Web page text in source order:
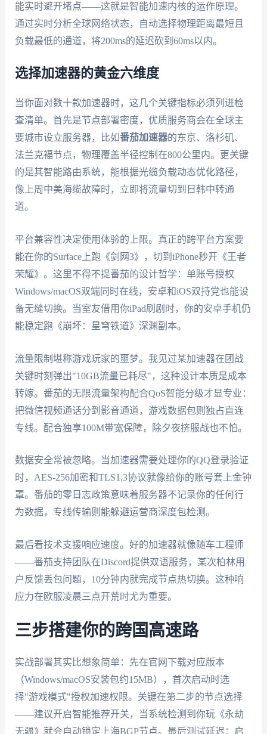
能实时避开堵点——这就是智能加速内核的运作原理。
通过实时分析全球网络状态，自动选择物理距离最短且
负载最低的通道，将200ms的延迟砍到60ms以内。
选择加速器的黄金六维度
当你面对数十款加速器时，这几个关键指标必须列进检
查清单。首先是节点部署密度，优质服务商会在全球主
要城市设立服务器，比如番茄加速器的东京、洛杉矶、
法兰克福节点，物理覆盖半径控制在800公里内。更关键
的是其智能路由系统，能根据光缆负载动态优化路径，
像上周中美海缆故障时，立即将流量切到日韩中转通
道。
平台兼容性决定使用体验的上限。真正的跨平台方案要
能在你的Surface上跑《剑网3》，切到iPhone秒开《王者
荣耀》。这里不得不提番茄的设计哲学：单账号授权
Windows/macOS双端同时在线，安卓和iOS双持党也能设
备无缝切换。当室友借用你iPad刷剧时，你的安卓手机仍
能稳定跑《崩坏：星穹铁道》深渊副本。
流量限制堪称游戏玩家的噩梦。我见过某加速器在团战
关键时刻弹出"10GB流量已耗尽"，这种设计本质是成本
转嫁。番茄的无限流量架构配合QoS智能分级才显专业：
把微信视频通话分到影音通道，游戏数据包则独占直连
专线。配合独享100M带宽保障，除夕夜挤服战也不怕。
数据安全常被忽略。当加速器需要处理你的QQ登录验证
时，AES-256加密和TLS1.3协议就像给你的账号套上金钟
罩。番茄的零日志政策意味着服务器不记录你的任何行
为数据，专线传输则能躲避运营商深度包检测。
最后看技术支援响应速度。好的加速器就像随车工程师
——番茄支持团队在Discord提供双语服务，某次柏林用
户反馈丢包问题，10分钟内就完成节点热切换。这种响
应力在欧服凌晨三点开荒时尤为重要。
三步搭建你的跨国高速路
实战部署其实比想象简单：先在官网下载对应版本
（Windows/macOS安装包约15MB），首次启动时选
择"游戏模式"授权加速权限。关键在第二步的节点选择
——建议开启智能推荐开关，当系统检测到你玩《永劫
无疆》就会自动锁定上海BGP节点。最后测试延迟：启